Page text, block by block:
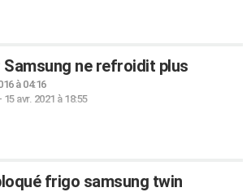
ne refroidit plus
à 04:16
15 avr. 2021 à 18:55
frigo samsung twin